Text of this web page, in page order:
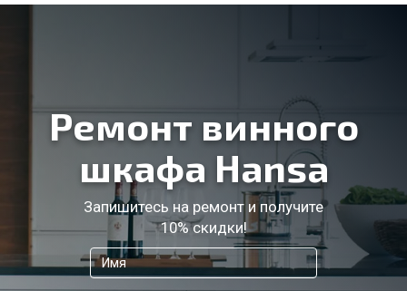
Ремонт винного
шкафа Hansa
Запишитесь на ремонт и получите
10% скидки!